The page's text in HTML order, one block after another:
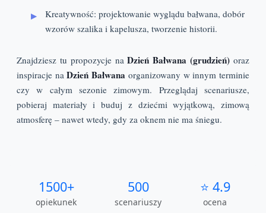
Kreatywność: projektowanie wyglądu bałwana, dobór
wzorów szalika i kapelusza, tworzenie historii.
Znajdziesz tu propozycje naDzień Bałwana (grudzień) oraz
inspiracje naDzień Bałwana organizowany w innym terminie
czy w całym sezonie zimowym. Przeglądaj scenariusze,
pobieraj materiały i buduj z dziećmi wyjątkową, zimową
atmosferę – nawet wtedy, gdy za oknem nie ma śniegu.
1500+
opiekunek
500
scenariuszy
⭐ 4.9
ocena